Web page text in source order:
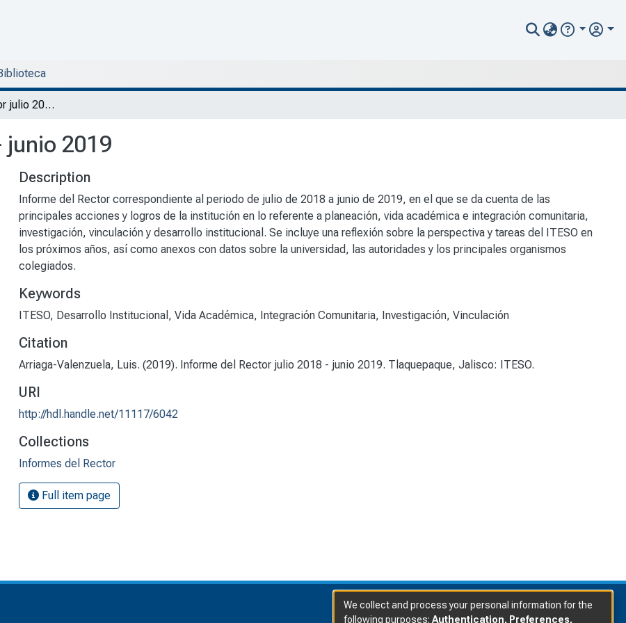
Informe del Rector julio 2018 - junio 2019
junio 2019
Description
Informe del Rector correspondiente al periodo de julio de 2018 a junio de 2019, en el que se da cuenta de las
principales acciones y logros de la institución en lo referente a planeación, vida académica e integración comunitaria,
investigación, vinculación y desarrollo institucional. Se incluye una reflexión sobre la perspectiva y tareas del ITESO en
los próximos años, así como anexos con datos sobre la universidad, las autoridades y los principales organismos
colegiados.
Keywords
ITESO, Desarrollo Institucional , Vida Académica, Integración Comunitaria, Investigación, Vinculación
Citation
Arriaga-Valenzuela, Luis. (2019). Informe del Rector julio 2018 - junio 2019. Tlaquepaque, Jalisco: ITESO.
URI
http://hdl.handle.net/11117/6042
Collections
Informes del Rector
Full item page
We collect and process your personal information for the
following purposes: Authentication, Preferences,